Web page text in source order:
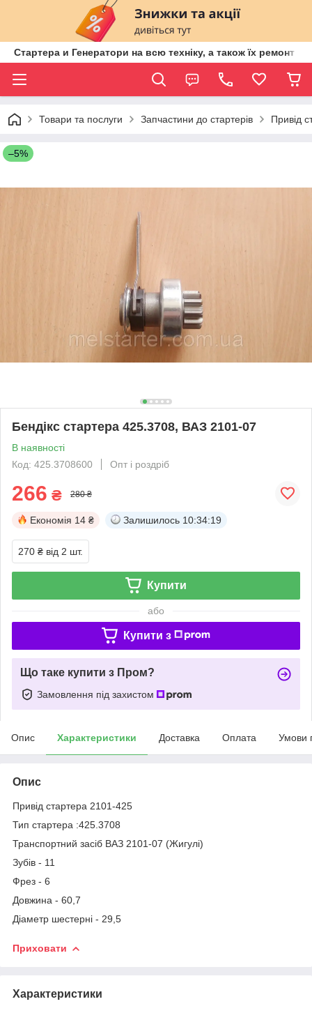
Стартера и Генератори на всю техніку, а також їх ремонт
Товари та послуги Запчастини до стартерів Привід
–5%
Бендікс стартера 425.3708, ВАЗ 2101-07
В наявності
Код: 425.3708600
Опт і роздріб
266 ₴ 280 ₴
Економія 14 ₴ Залишилось 10:34:19
270 ₴ від 2 шт.
Купити
або
Купити з
Що таке купити з Пром?
Замовлення під захистом
Опис Характеристики Доставка Оплата Умови
Опис
Привід стартера 2101-425
Тип стартера :425.3708
Транспортний засіб ВАЗ 2101-07 (Жигулі)
Зубів - 11
Фрез - 6
Довжина - 60,7
Діаметр шестерні - 29,5
Приховати
Характеристики